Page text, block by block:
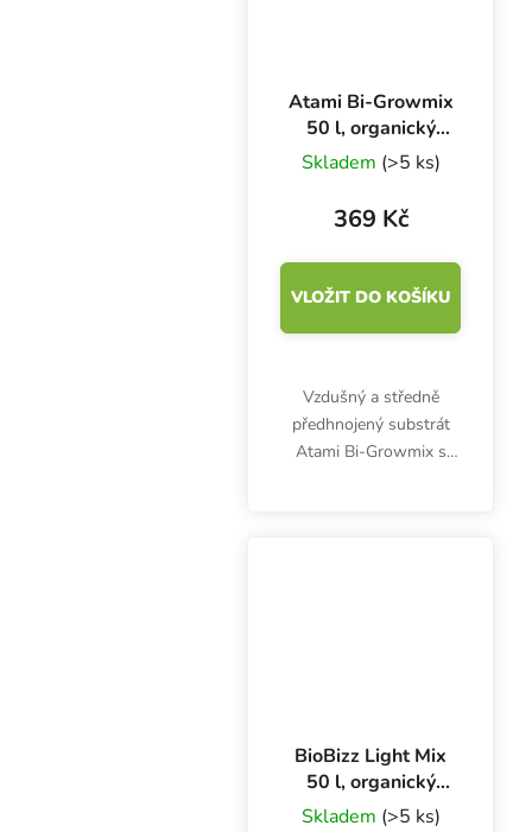
Atami Bi-Growmix
50 l, organický
substrát
Skladem (>5 ks)
369 Kč
VLOŽIT DO KOŠÍKU
Vzdušný a středně
předhnojený substrát
Atami Bi-Growmix s
BioBizz Light Mix
50 l, organický
substrát
Skladem (>5 ks)